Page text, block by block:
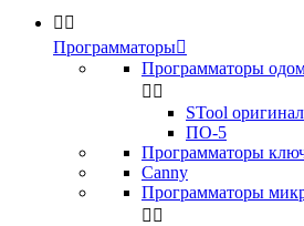
 
Программаторы
Программаторы
 
STool оригинал
ПО-5
Программаторы
Canny
Программаторы
 